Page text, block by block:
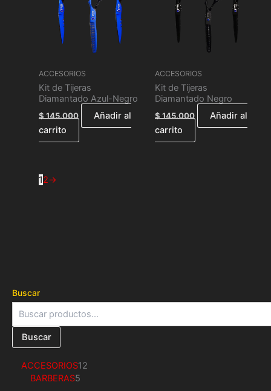
Buscar
Buscar
ACCESORIOS12
BARBERAS5
ACCESORIOS
Kit de Tijeras
Diamantado Azul-Negro
$ 145.000
Añadir al
carrito
ACCESORIOS
Kit de Tijeras
Diamantado Negro
$ 145.000
Añadir al
carrito
12→